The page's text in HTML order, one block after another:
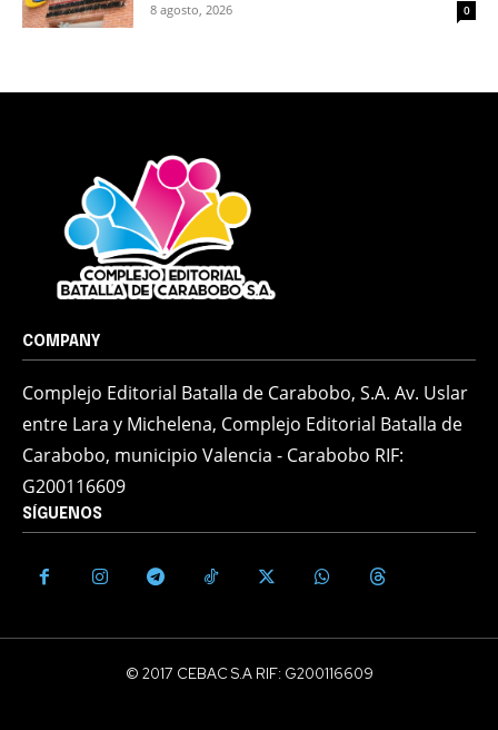
8 agosto, 2026 0
COMPANY
Complejo Editorial Batalla de Carabobo, S.A. Av. Uslar
entre Lara y Michelena, Complejo Editorial Batalla de
Carabobo, municipio Valencia - Carabobo RIF:
G200116609
SÍGUENOS
© 2017 CEBAC S.A RIF: G200116609